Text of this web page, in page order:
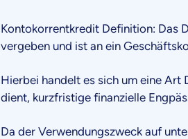
Kontokorrentkredit Definition: Das
vergeben und ist an ein
Hierbei handelt es sich um eine
dient, kurzfristige finanzielle
Da der Verwendungszweck auf